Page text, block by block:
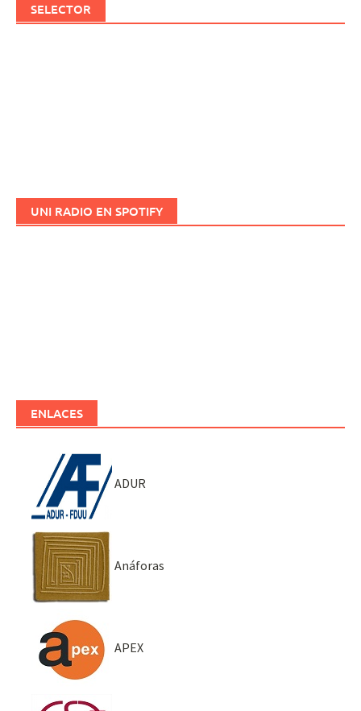
SELECTOR
UNI RADIO EN SPOTIFY
ENLACES
ADUR
Anáforas
APEX